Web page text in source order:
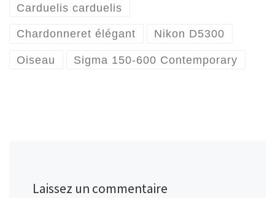
Carduelis carduelis
Chardonneret élégant Nikon D5300
Oiseau Sigma 150-600 Contemporary
Laissez un commentaire